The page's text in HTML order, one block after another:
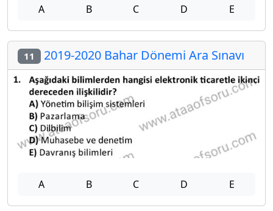
A B C D E
11 2019-2020 Bahar Dönemi Ara Sınavı
A B C D E